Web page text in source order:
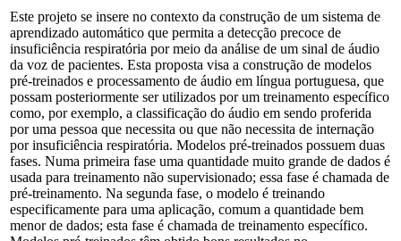
Este projeto se insere no contexto da construção de um sistema de
aprendizado automático que permita a detecção precoce de
insuficiência respiratória por meio da análise de um sinal de áudio
da voz de pacientes. Esta proposta visa a construção de modelos
pré-treinados e processamento de áudio em língua portuguesa, que
possam posteriormente ser utilizados por um treinamento específico
como, por exemplo, a classificação do áudio em sendo proferida
por uma pessoa que necessita ou que não necessita de internação
por insuficiência respiratória. Modelos pré-treinados possuem duas
fases. Numa primeira fase uma quantidade muito grande de dados é
usada para treinamento não supervisionado; essa fase é chamada de
pré-treinamento. Na segunda fase, o modelo é treinando
especificamente para uma aplicação, comum a quantidade bem
menor de dados; esta fase é chamada de treinamento específico.